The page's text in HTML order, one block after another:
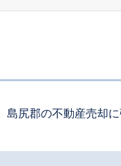
島尻郡の不動産売却